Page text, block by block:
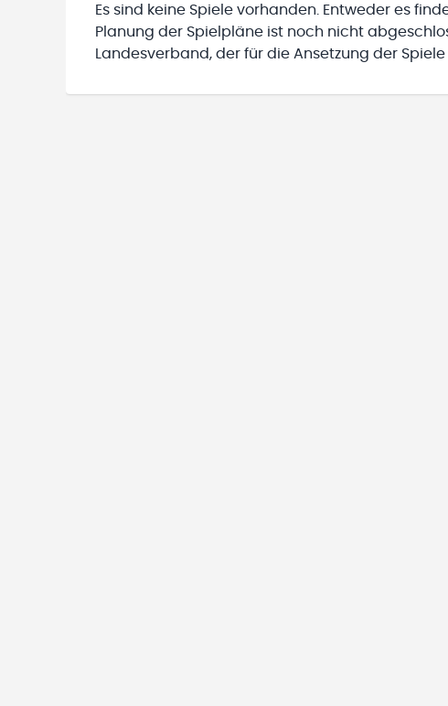
Es sind keine Spiele vorhanden. Entweder es
Planung der Spielpläne ist noch nicht
Landesverband, der für die Ansetzung der